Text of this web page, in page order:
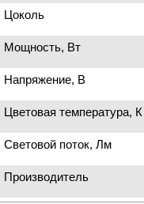
Цоколь
Мощность, Вт
Напряжение, В
Цветовая температура, К
Световой поток, Лм
Производитель